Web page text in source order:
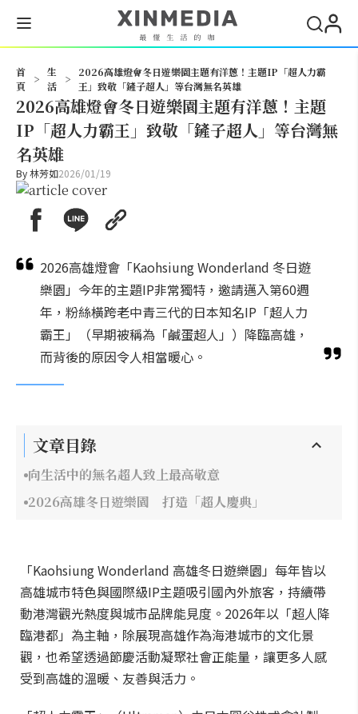
首
頁
>
生
活
>
2026高雄燈會冬日遊樂園主題有洋蔥！主題IP「超人力霸
王」致敬「鏟子超人」等台灣無名英雄
2026高雄燈會冬日遊樂園主題有洋蔥！主題
IP「超人力霸王」致敬「鏟子超人」等台灣無
名英雄
By林芳如2026/01/19
2026高雄燈會「Kaohsiung Wonderland 冬日遊
樂園」今年的主題IP非常獨特，邀請邁入第60週
年，粉絲橫跨老中青三代的日本知名IP「超人力
霸王」（早期被稱為「鹹蛋超人」）降臨高雄，
而背後的原因令人相當暖心。
文章目錄
向生活中的無名超人致上最高敬意
2026高雄冬日遊樂園 打造「超人慶典」
「Kaohsiung Wonderland 高雄冬日遊樂園」每年皆以
高雄城市特色與國際級IP主題吸引國內外旅客，持續帶
動港灣觀光熱度與城市品牌能見度。2026年以「超人降
臨港都」為主軸，除展現高雄作為海港城市的文化景
觀，也希望透過節慶活動凝聚社會正能量，讓更多人感
受到高雄的溫暖、友善與活力。